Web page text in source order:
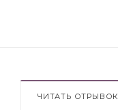
ЧИТАТЬ ОТРЫВОК